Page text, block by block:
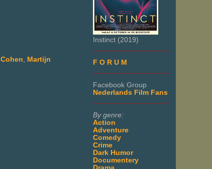
Instinct (2019)
F O R U M
Facebook Group
Nederlands Film Fans
By genre:
Action
Adventure
Comedy
Crime
Dark Humor
Documentery
Martijn